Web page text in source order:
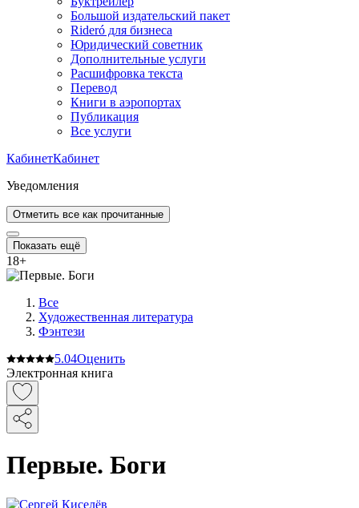
Большой издательский пакет
Rideró для бизнеса
Юридический советник
Дополнительные услуги
Расшифровка текста
Перевод
Книги в аэропортах
Публикация
Все услуги
КабинетКабинет
Уведомления
Отметить все как прочитанные
Показать ещё
18+
Все
Художественная литература
Фэнтези
5.04Оценить
Электронная книга
Первые. Боги